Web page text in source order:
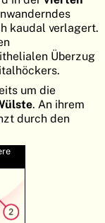
HOME
GENESE
GENESE
SUCHEN
kaudal verlagert.
Überzug
um die
. An ihrem
durch den